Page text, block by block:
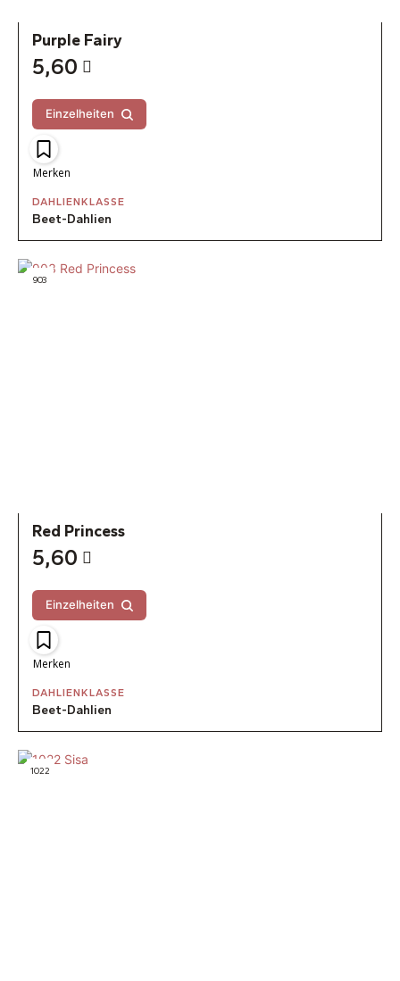
Purple Fairy
5,60
Einzelheiten
Merken
DAHLIENKLASSE
Beet-Dahlien
903
Red Princess
5,60
Einzelheiten
Merken
DAHLIENKLASSE
Beet-Dahlien
1022